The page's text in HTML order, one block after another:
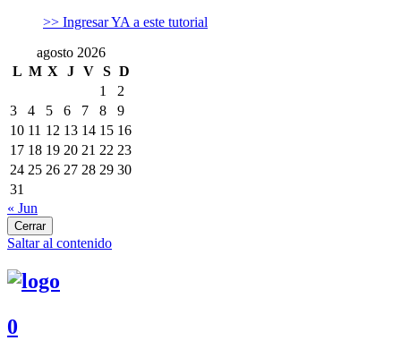
>> Ingresar YA a este tutorial
agosto 2026
L M X J V S D
1
2
3
4 5 6 7 8
9
10 11 12 13 14 15 16
17 18 19 20 21 22 23
24 25 26 27 28 29 30
31
« Jun
Cerrar
Saltar al contenido
0